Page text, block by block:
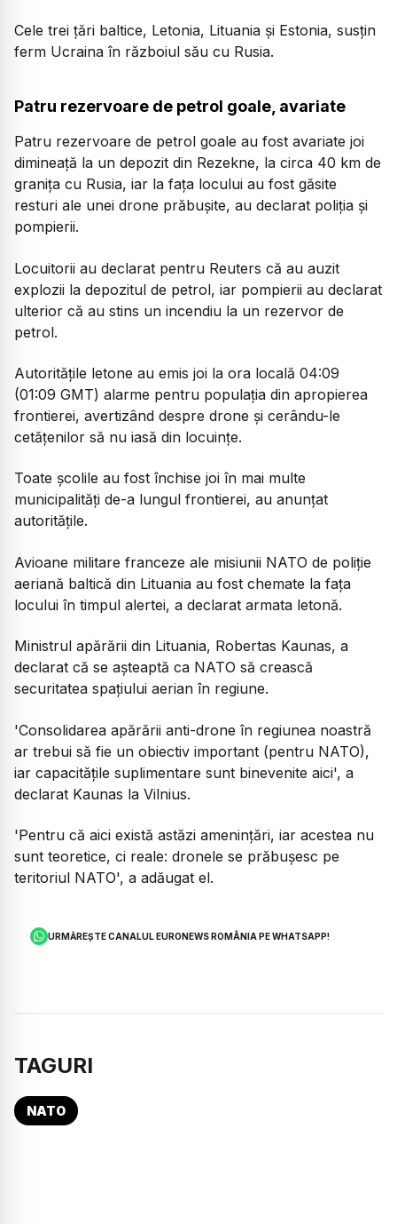
Cele trei țări baltice, Letonia, Lituania și Estonia, susțin
ferm Ucraina în războiul său cu Rusia.
Patru rezervoare de petrol goale, avariate
Patru rezervoare de petrol goale au fost avariate joi
dimineață la un depozit din Rezekne, la circa 40 km de
granița cu Rusia, iar la fața locului au fost găsite
resturi ale unei drone prăbușite, au declarat poliția și
pompierii.
Locuitorii au declarat pentru Reuters că au auzit
explozii la depozitul de petrol, iar pompierii au declarat
ulterior că au stins un incendiu la un rezervor de
petrol.
Autoritățile letone au emis joi la ora locală 04:09
(01:09 GMT) alarme pentru populația din apropierea
frontierei, avertizând despre drone și cerându-le
cetățenilor să nu iasă din locuințe.
Toate școlile au fost închise joi în mai multe
municipalități de-a lungul frontierei, au anunțat
autoritățile.
Avioane militare franceze ale misiunii NATO de poliție
aeriană baltică din Lituania au fost chemate la fața
locului în timpul alertei, a declarat armata letonă.
Ministrul apărării din Lituania, Robertas Kaunas, a
declarat că se așteaptă ca NATO să crească
securitatea spațiului aerian în regiune.
'Consolidarea apărării anti-drone în regiunea noastră
ar trebui să fie un obiectiv important (pentru NATO),
iar capacitățile suplimentare sunt binevenite aici', a
declarat Kaunas la Vilnius.
'Pentru că aici există astăzi amenințări, iar acestea nu
sunt teoretice, ci reale: dronele se prăbușesc pe
teritoriul NATO', a adăugat el.
URMĂREȘTE CANALUL EURONEWS ROMÂNIA PE WHATSAPP!
TAGURI
NATO